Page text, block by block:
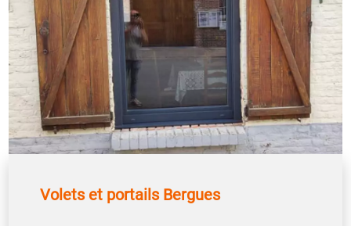
Volets et portails Bergues